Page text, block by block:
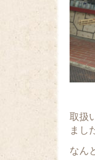
取扱
まし
なん